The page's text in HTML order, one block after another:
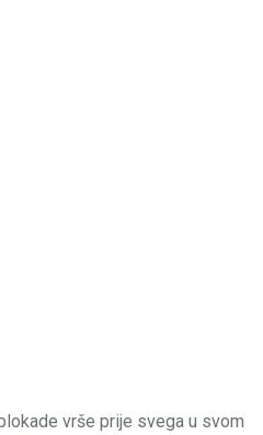
vrše prije svega u svom